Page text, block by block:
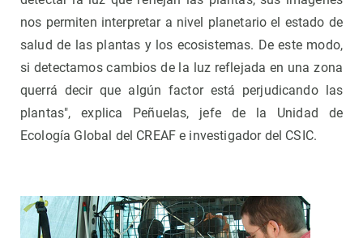
nos permiten interpretar a nivel planetario el estado de
salud de las plantas y los ecosistemas. De este modo,
si detectamos cambios de la luz reflejada en una zona
querrá decir que algún factor está perjudicando las
plantas", explica Peñuelas, jefe de la Unidad de
Ecología Global del CREAF e investigador del CSIC.